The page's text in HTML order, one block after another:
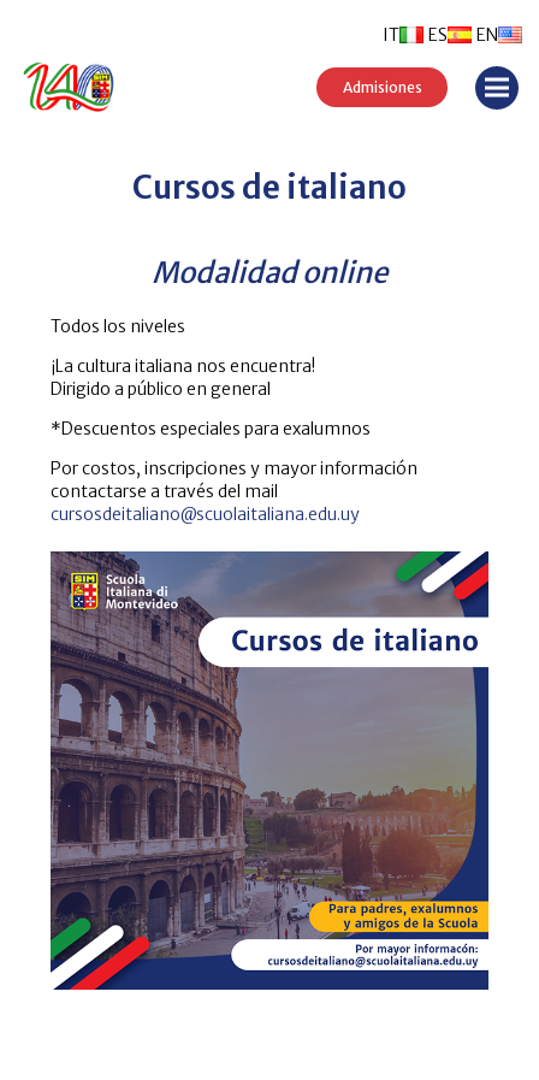
ES EN
IT
Admisiones
Cursos de italiano
Modalidad online
Todos los niveles
¡La cultura italiana nos encuentra!
Dirigido a público en general
*Descuentos especiales para exalumnos
Por costos, inscripciones y mayor información
contactarse a través del mail
cursosdeitaliano@scuolaitaliana.edu.uy